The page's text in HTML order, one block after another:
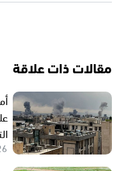
مقالات ذات علاقة